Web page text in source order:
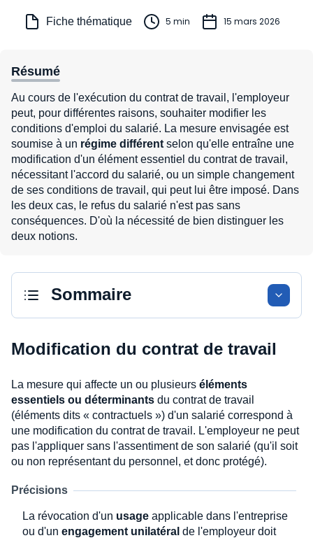
Fiche thématique 5 min 15 mars 2026
Résumé
Au cours de l'exécution du contrat de travail, l'employeur
peut, pour différentes raisons, souhaiter modifier les
conditions d'emploi du salarié. La mesure envisagée est
soumise à un régime différent selon qu'elle entraîne une
modification d'un élément essentiel du contrat de travail,
nécessitant l'accord du salarié, ou un simple changement
de ses conditions de travail, qui peut lui être imposé. Dans
les deux cas, le refus du salarié n'est pas sans
conséquences. D'où la nécessité de bien distinguer les
deux notions.
Sommaire
Modification du contrat de travail
La mesure qui affecte un ou plusieurs éléments
essentiels ou déterminants du contrat de travail
(éléments dits « contractuels ») d'un salarié correspond à
une modification du contrat de travail. L'employeur ne peut
pas l'appliquer sans l'assentiment de son salarié (qu'il soit
ou non représentant du personnel, et donc protégé).
Précisions
La révocation d'un usage applicable dans l'entreprise
ou d'un engagement unilatéral de l'employeur doit